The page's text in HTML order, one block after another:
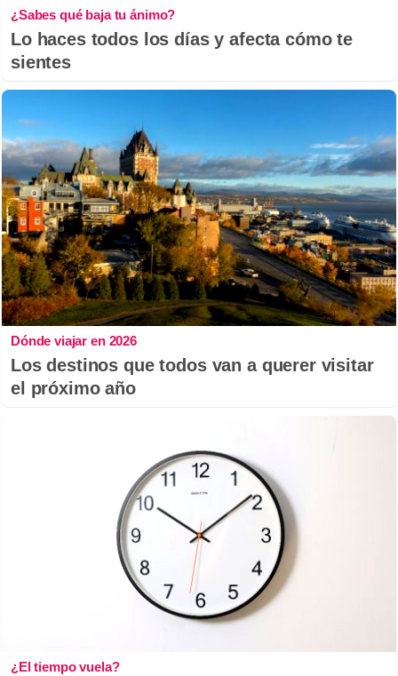
¿Sabes qué baja tu ánimo?
Lo haces todos los días y afecta cómo te
sientes
Dónde viajar en 2026
Los destinos que todos van a querer visitar
el próximo año
¿El tiempo vuela?